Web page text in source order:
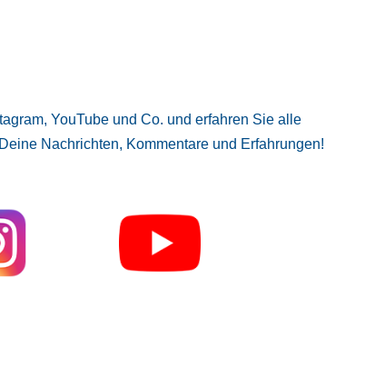
YouTube und Co. und erfahren Sie alle
Nachrichten, Kommentare und Erfahrungen!